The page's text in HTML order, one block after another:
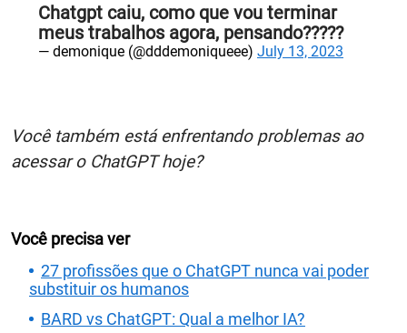
Chatgpt caiu, como que vou terminar
meus trabalhos agora, pensando?????
— demonique (@dddemoniqueee) July 13, 2023
Você também está enfrentando problemas ao
acessar o ChatGPT hoje?
Você precisa ver
27 profissões que o ChatGPT nunca vai poder
substituir os humanos
BARD vs ChatGPT: Qual a melhor IA?